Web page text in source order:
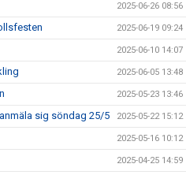
2025-06-26 08:56
2025-06-19 09:24
2025-06-10 14:07
2025-06-05 13:48
2025-05-23 13:46
sig söndag 25/5 2025-05-22 15:12
2025-05-16 10:12
2025-04-25 14:59